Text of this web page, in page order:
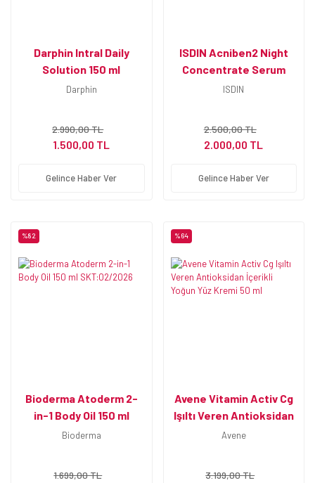
Darphin Intral Daily
Solution 150 ml
Darphin
2.990,00 TL
1.500,00 TL
Gelince Haber Ver
ISDIN Acniben2 Night
Concentrate Serum
27ml
ISDIN
2.500,00 TL
2.000,00 TL
Gelince Haber Ver
%82
Bioderma Atoderm 2-
in-1 Body Oil 150 ml
SKT:02/2026
Bioderma
1.699,00 TL
%64
Avene Vitamin Activ Cg
Işıltı Veren Antioksidan
İçerikli Yoğun Yüz Kremi
Avene
3.199,00 TL